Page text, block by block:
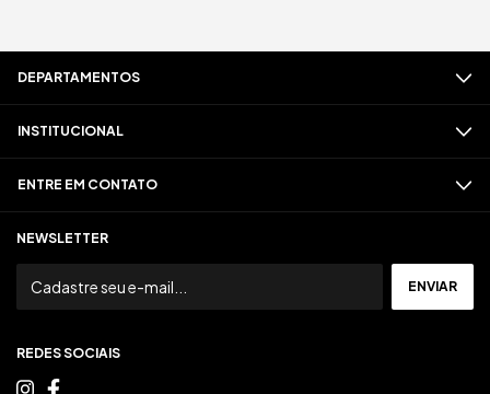
DEPARTAMENTOS
INSTITUCIONAL
ENTRE EM CONTATO
NEWSLETTER
REDES SOCIAIS